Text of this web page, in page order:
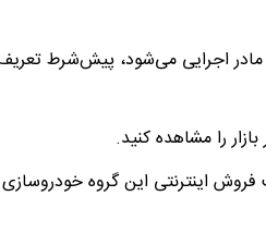
مادر اجرایی می‌شود، پیش‌شرط
را مشاهده کنید.